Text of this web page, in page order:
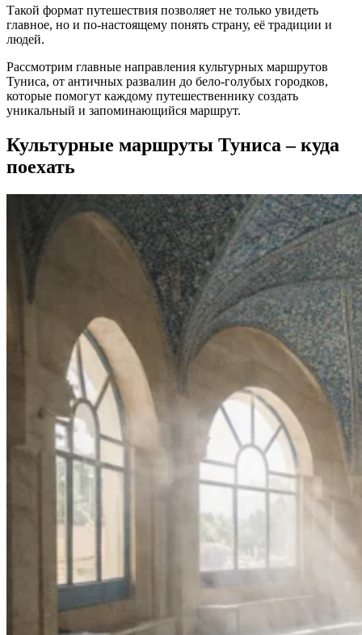
Такой формат путешествия позволяет не только увидеть
главное, но и по-настоящему понять страну, её традиции и
людей.
Рассмотрим главные направления культурных маршрутов
Туниса, от античных развалин до бело-голубых городков,
которые помогут каждому путешественнику создать
уникальный и запоминающийся маршрут.
Культурные маршруты Туниса – куда
поехать